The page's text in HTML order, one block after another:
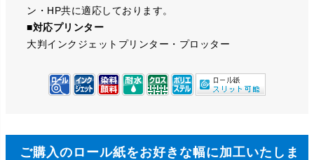
ン・HP共に適応しております。
■対応プリンター
大判インクジェットプリンター・プロッター
ご購入のロール紙をお好きな幅に加工いたしま